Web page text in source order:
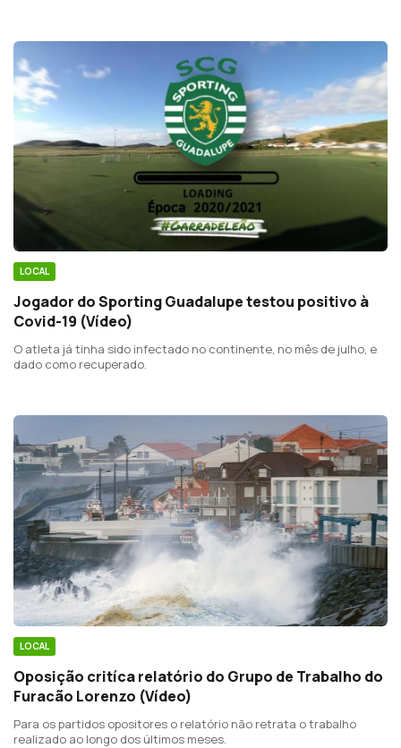
LOCAL
Jogador do Sporting Guadalupe testou positivo à
Covid-19 (Vídeo)
O atleta já tinha sido infectado no continente, no mês de julho, e
dado como recuperado.
LOCAL
Oposição critíca relatório do Grupo de Trabalho do
Furacão Lorenzo (Vídeo)
Para os partidos opositores o relatório não retrata o trabalho
realizado ao longo dos últimos meses.